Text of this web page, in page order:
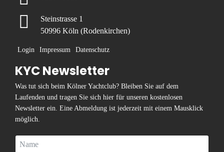
Steinstrasse 1
50996 Köln (Rodenkirchen)
Login Impressum Datenschutz
KYC Newsletter
Was tut sich beim Kölner Yachtclub? Bleiben Sie auf dem
Laufenden und tragen Sie sich hier für unseren kostenlosen
Newsletter ein. Eine Abmeldung ist jederzeit mit einem Mausklick
möglich.